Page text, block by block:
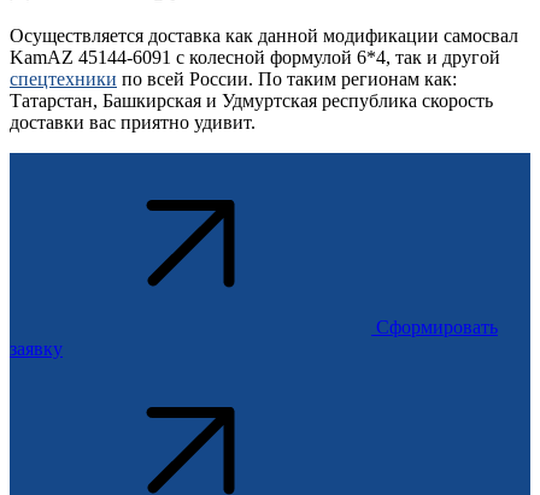
Осуществляется доставка как данной модификации самосвал
KamAZ 45144-6091 с колесной формулой 6*4, так и другой
спецтехники по всей России. По таким регионам как:
Татарстан, Башкирская и Удмуртская республика скорость
доставки вас приятно удивит.
Сформировать
заявку